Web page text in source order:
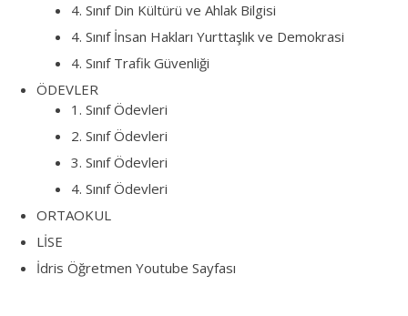
4. Sınıf Din Kültürü ve Ahlak Bilgisi
4. Sınıf İnsan Hakları Yurttaşlık ve Demokrasi
4. Sınıf Trafik Güvenliği
ÖDEVLER
1. Sınıf Ödevleri
2. Sınıf Ödevleri
3. Sınıf Ödevleri
4. Sınıf Ödevleri
ORTAOKUL
LİSE
İdris Öğretmen Youtube Sayfası